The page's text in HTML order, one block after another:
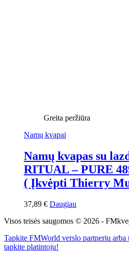
Greita peržiūra
Namų kvapai
Namų kvapas su
RITUAL – PURE
( Įkvėpti Thierry
37,89 € Daugiau
Visos teisės saugomos © 2026 -
Tapkite FMWorld verslo partneriu arba
tapkite platintoju!